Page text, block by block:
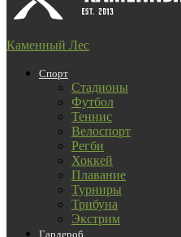
Каменный Лес
Спорт
Стадионы
Футбол
Теннис
Велоспорт
Регби
Хоккей
Плавание
Турниры
Трибуна
Экстрим
Гардероб